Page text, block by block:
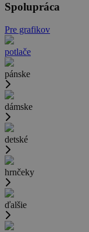
Spolupráca
Pre grafikov
potlače
pánske
dámske
detské
hrnčeky
ďalšie